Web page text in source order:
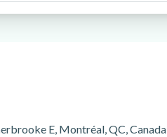
E, Montréal, QC, Canada